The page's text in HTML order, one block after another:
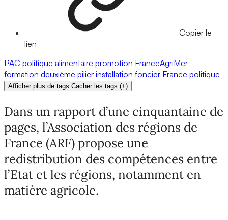
Copier le
lien
PAC politique alimentaire promotion FranceAgriMer
formation deuxième pilier installation foncier France politique
Afficher plus de tags Cacher les tags (+)
Dans un rapport d’une cinquantaine de
pages, l’Association des régions de
France (ARF) propose une
redistribution des compétences entre
l’Etat et les régions, notamment en
matière agricole.